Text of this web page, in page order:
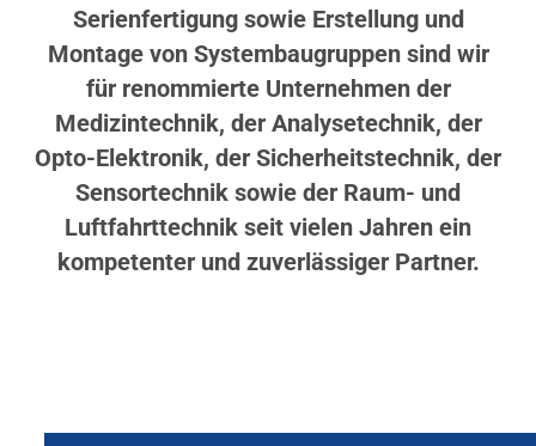
Serienfertigung sowie Erstellung und
Montage von Systembaugruppen sind wir
für renommierte Unternehmen der
Medizintechnik, der Analysetechnik, der
Opto-Elektronik, der Sicherheitstechnik, der
Sensortechnik sowie der Raum- und
Luftfahrttechnik seit vielen Jahren ein
kompetenter und zuverlässiger Partner.